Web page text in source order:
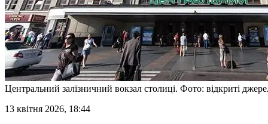
Центральний залізничний вокзал столиці. Фото: відкриті
13 квітня 2026, 18:44